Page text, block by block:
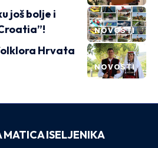
NOVOSTI
još bolje i
NOVOSTI
Hrvata
MATICA ISELJENIKA